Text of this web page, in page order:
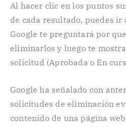
Al hacer clic en los puntos
de cada resultado, puedes ir
Google te preguntará por
eliminarlos y luego te
solicitud (Aprobada o En
Google ha señalado con
solicitudes de eliminación
contenido de una página